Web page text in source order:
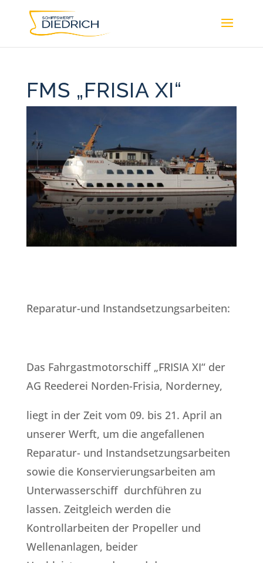
FMS „FRISIA XI“
Reparatur-und Instandsetzungsarbeiten:
Das Fahrgastmotorschiff „FRISIA XI“ der
AG Reederei Norden-Frisia, Norderney,
liegt in der Zeit vom 09. bis 21. April an
unserer Werft, um die angefallenen
Reparatur- und Instandsetzungsarbeiten
sowie die Konservierungsarbeiten am
Unterwasserschiff durchführen zu
lassen. Zeitgleich werden die
Kontrollarbeiten der Propeller und
Wellenanlagen, beider